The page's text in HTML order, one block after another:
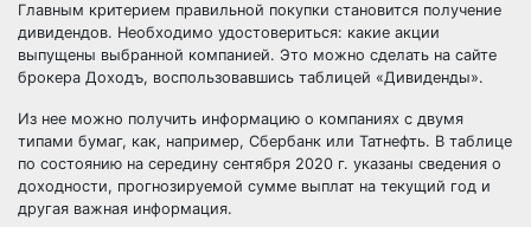
Главным критерием правильной покупки становится получение
дивидендов. Необходимо удостовериться: какие акции
выпущены выбранной компанией. Это можно сделать на сайте
брокера Доходъ, воспользовавшись таблицей «Дивиденды».
Из нее можно получить информацию о компаниях с двумя
типами бумаг, как, например, Сбербанк или Татнефть. В таблице
по состоянию на середину сентября 2020 г. указаны сведения о
доходности, прогнозируемой сумме выплат на текущий год и
другая важная информация.